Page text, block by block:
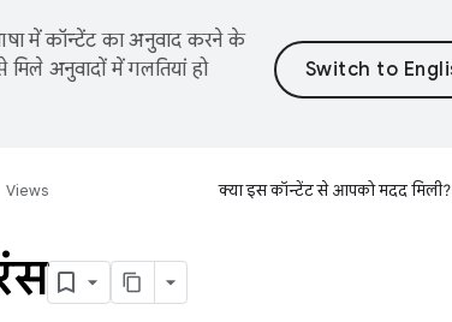
में कॉन्टेंट का अनुवाद करने के
अनुवादों में गलतियां हो
Views क्या इस कॉन्टेंट से आपको मदद मिली?